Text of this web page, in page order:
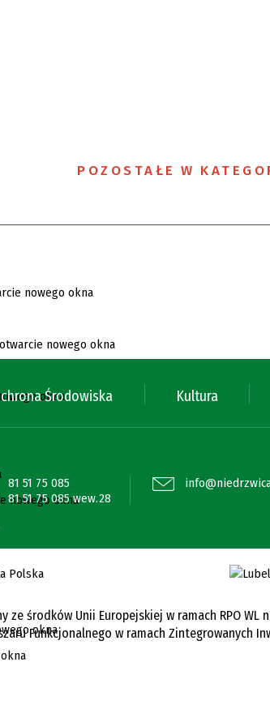
POZOSTAŁE W
Środowiska Kultura
81 51 75 085
81 51 75 085 wew.28
środków Unii Europejskiej w ramach RPO
Funkcjonalnego w ramach Zintegrowanych